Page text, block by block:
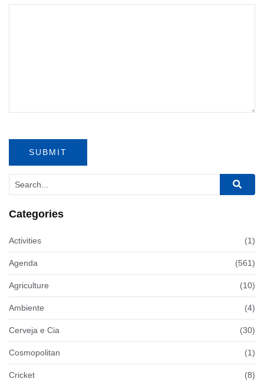
Categories
Activities (1)
Agenda (561)
Agriculture (10)
Ambiente (4)
Cerveja e Cia (30)
Cosmopolitan (1)
Cricket (8)